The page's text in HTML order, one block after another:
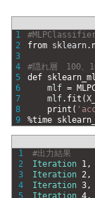
1
2
3
4
5
6
7
8
9
#MLPClassifier
from sklearn.
#隠れ層　100、
def
mlf =
mlf. fit (
print (
%time
1
2
3
4
5
#出力結果
Iteration 1,
Iteration 2,
Iteration 3,
Iteration 4,